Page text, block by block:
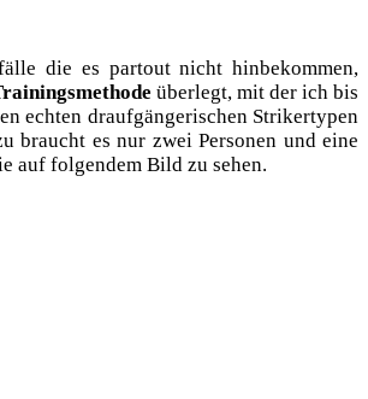
die es par­tout nicht hin­be­kom­men,
über­legt, mit der ich bis
ech­ten drauf­gän­ge­ri­schen Stri­ker­ty­pen
braucht es nur zwei Per­so­nen und eine
auf fol­gen­dem Bild zu sehen.